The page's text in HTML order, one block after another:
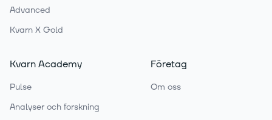
Advanced
Kvarn X Gold
Kvarn Academy
Pulse
Analyser och forskning
Företag
Om oss